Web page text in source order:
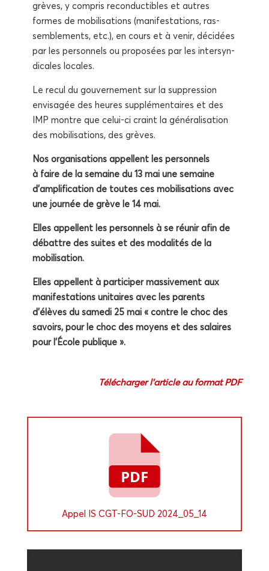
grèves, y com­pris recon­duc­tibles et autres
formes de mobi­li­sa­tions (mani­fes­ta­tions, ras­
sem­ble­ments, etc.), en cours et à venir, déci­dées
par les per­son­nels ou pro­po­sées par les inter­syn­
di­cales locales.
Le recul du gou­ver­ne­ment sur la sup­pres­sion
envi­sa­gée des heures sup­plé­men­taires et des
IMP montre que celui-ci craint la géné­ra­li­sa­tion
des mobi­li­sa­tions, des grèves.
Nos orga­ni­sa­tions appellent les per­son­nels
à faire de la semaine du 13 mai une semaine
d’amplification de toutes ces mobi­li­sa­tions avec
une jour­née de grève le 14 mai.
Elles appellent les per­son­nels à se réunir afin de
débattre des suites et des moda­li­tés de la
mobilisation.
Elles appellent à par­ti­ci­per mas­si­ve­ment aux
mani­fes­ta­tions uni­taires avec les parents
d’élèves du same­di 25 mai « contre le choc des
savoirs, pour le choc des moyens et des salaires
pour l’École publique ».
Télé­char­ger l’article au for­mat PDF
Appel IS CGT-FO-SUD 2024_05_14